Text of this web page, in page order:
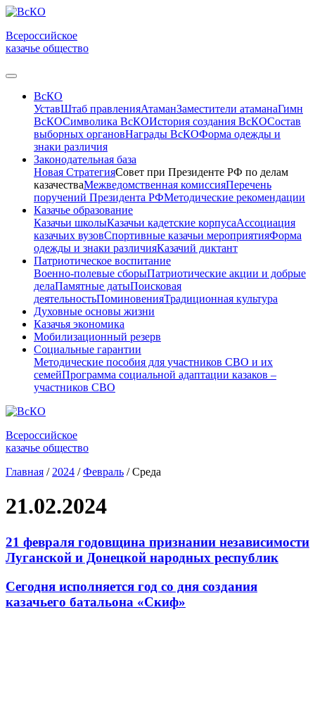
Всероссийское
казачье общество
ВсКО
УставШтаб правленияАтаманЗаместители атаманаГимн
ВсКОСимволика ВсКОИстория создания ВсКОСостав
выборных органовНаграды ВсКОФорма одежды и
знаки различия
Законодательная база
Новая СтратегияСовет при Президенте РФ по делам
казачестваМежведомственная комиссияПеречень
поручений Президента РФМетодические рекомендации
Казачье образование
Казачьи школыКазачьи кадетские корпусаАссоциация
казачьих вузовСпортивные казачьи мероприятияФорма
одежды и знаки различияКазачий диктант
Патриотическое воспитание
Военно-полевые сборыПатриотические акции и добрые
делаПамятные датыПоисковая
деятельностьПоминовенияТрадиционная культура
Духовные основы жизни
Казачья экономика
Мобилизационный резерв
Социальные гарантии
Методические пособия для участников СВО и их
семейПрограмма социальной адаптации казаков –
участников СВО
Всероссийское
казачье общество
Главная / 2024 / Февраль /Среда
21.02.2024
21 февраля годовщина признании независимости
Луганской и Донецкой народных республик
Сегодня исполняется год со дня создания
казачьего батальона «Скиф»